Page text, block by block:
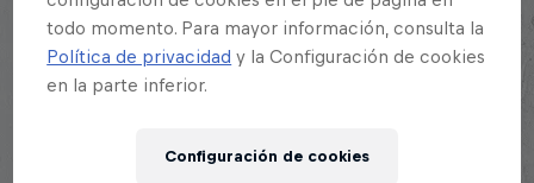
Flojo logró su clasificación a la Final Nacional de
Red Bull Batalla tras llegar a la semifinal de la
Regional Norte de Trujillo.
todo momento. Para mayor información, consulta la
Política de privacidad y la Configuración de cookies
en la parte inferior.
Configuración de cookies